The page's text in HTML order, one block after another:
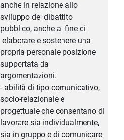
anche in relazione allo
sviluppo del dibattito
pubblico, anche al fine di
elaborare e sostenere una
propria personale posizione
supportata da
argomentazioni.
- abilità di tipo comunicativo,
socio-relazionale e
progettuale che consentano di
lavorare sia individualmente,
sia in gruppo e di comunicare